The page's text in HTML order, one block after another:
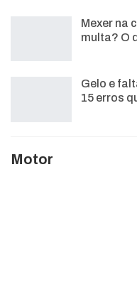
Mexer na
multa? O
Gelo e
15 erros
Motor